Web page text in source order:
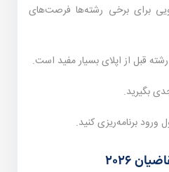
برای برخی رشته‌ها فرصت‌های
قبل از اپلای بسیار مفید است.
بگیرید.
برنامه‌ریزی کنید.